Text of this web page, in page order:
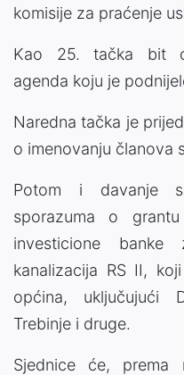
komisije za praćenje
Kao 25. tačka bit
agenda koju je
Naredna tačka je
o imenovanju članova
Potom i davanje
sporazuma o
investicione
kanalizacija RS II,
općina, uključujući
Trebinje i druge.
Sjednice će, prema